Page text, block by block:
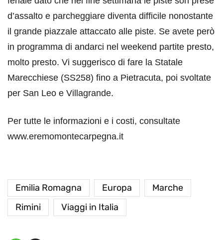
d’assalto e parcheggiare diventa difficile nonostante
il grande piazzale attaccato alle piste. Se avete però
in programma di andarci nel weekend partite presto,
molto presto. Vi suggerisco di fare la Statale
Marecchiese (SS258) fino a Pietracuta, poi svoltate
per San Leo e Villagrande.
Per tutte le informazioni e i costi, consultate
www.eremomontecarpegna.it
Emilia Romagna Europa
Marche
Rimini
Viaggi in Italia